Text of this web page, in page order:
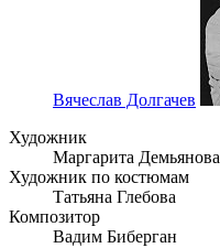
Вячеслав Долгачев
Художник
Маргарита Демьянова
Художник по костюмам
Татьяна Глебова
Композитор
Вадим Биберган